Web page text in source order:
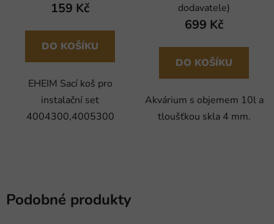
159 Kč
DO KOŠÍKU
EHEIM Sací koš pro
instalační set
4004300,4005300
dodavatele)
699 Kč
DO KOŠÍKU
Akvárium s objemem 10l a
tloušťkou skla 4 mm.
Podobné produkty